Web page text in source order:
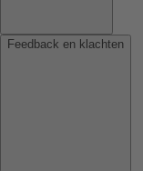
Feedback en klachten